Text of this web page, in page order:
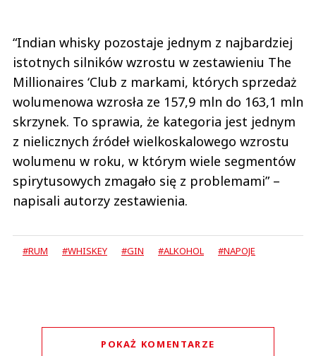
“Indian whisky pozostaje jednym z najbardziej
istotnych silników wzrostu w zestawieniu The
Millionaires ‘Club z markami, których sprzedaż
wolumenowa wzrosła ze 157,9 mln do 163,1 mln
skrzynek. To sprawia, że kategoria jest jednym
z nielicznych źródeł wielkoskalowego wzrostu
wolumenu w roku, w którym wiele segmentów
spirytusowych zmagało się z problemami” –
napisali autorzy zestawienia.
#RUM #WHISKEY #GIN #ALKOHOL #NAPOJE
POKAŻ KOMENTARZE